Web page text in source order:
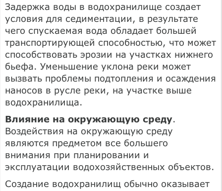
Задержка воды в водохранилище создает
условия для седиментации, в результате
чего спускаемая вода обладает большей
транспортирующей способностью, что может
способствовать эрозии на участках нижнего
бьефа. Уменьшение уклона реки может
вызвать проблемы подтопления и осаждения
наносов в русле реки, на участке выше
водохранилища.
Влияние на окружающую среду.
Воздействия на окружающую среду
являются предметом все большего
внимания при планировании и
эксплуатации водохозяйственных объектов.
Создание водохранилищ обычно оказывает